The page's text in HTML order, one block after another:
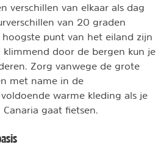
verschillen van elkaar als dag
van 20 graden
hoogste punt van het eiland zijn
door de bergen kun je
Zorg vanwege de grote
met name in de
warme kleding als je
gaat fietsen.